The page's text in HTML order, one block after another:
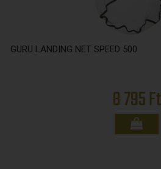
GURU LANDING NET SPEED 500
8 795 Ft